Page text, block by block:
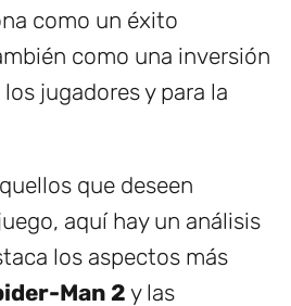
como un éxito
como una inversión
jugadores y para la
que deseen
aquí hay un análisis
los aspectos más
Man 2 y las